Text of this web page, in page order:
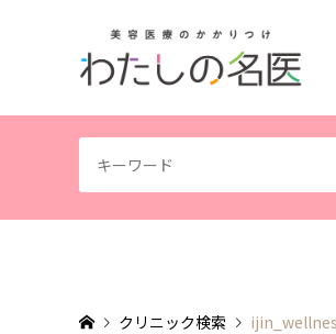
クリニック検索